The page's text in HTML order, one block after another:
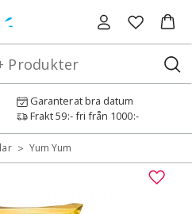
Garanterat bra datum
Frakt 59:- fri från 1000:-
> Yum Yum